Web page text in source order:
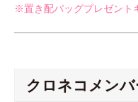
※置き配バッグプレゼント
クロネコメン